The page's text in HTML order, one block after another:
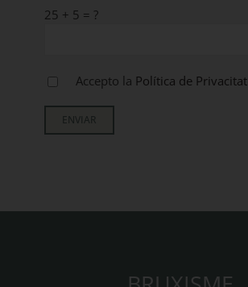
25 + 5 = ?
Accepto la Política de Privacitat